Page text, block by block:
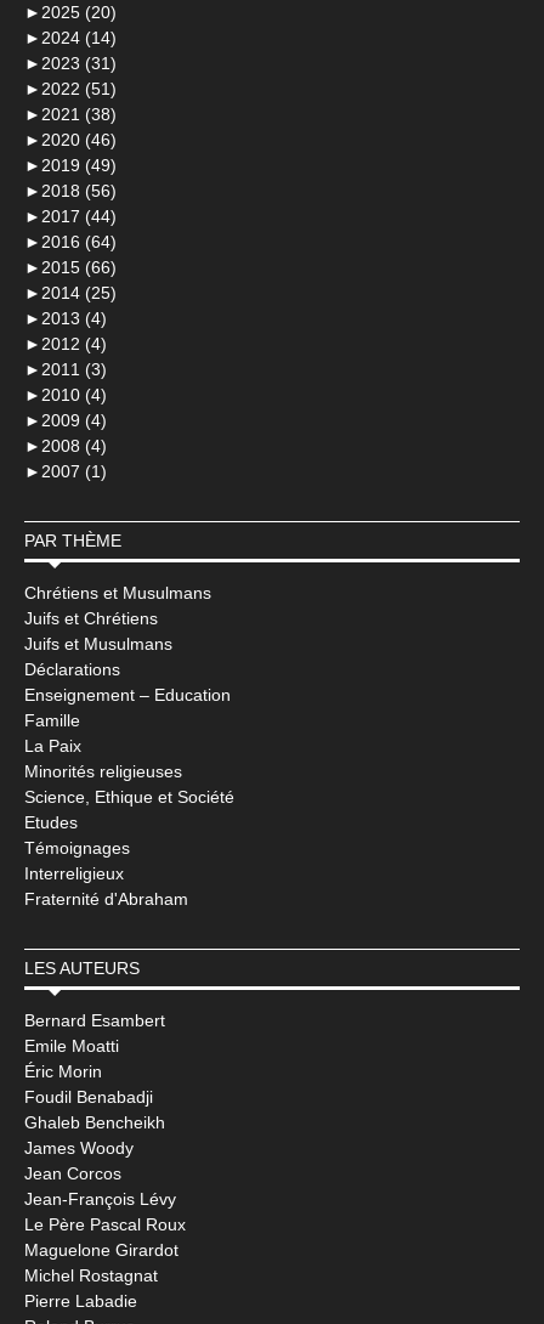
► 2025 (20)
► 2024 (14)
► 2023 (31)
► 2022 (51)
► 2021 (38)
► 2020 (46)
► 2019 (49)
► 2018 (56)
► 2017 (44)
► 2016 (64)
► 2015 (66)
► 2014 (25)
► 2013 (4)
► 2012 (4)
► 2011 (3)
► 2010 (4)
► 2009 (4)
► 2008 (4)
► 2007 (1)
PAR THÈME
Chrétiens et Musulmans
Juifs et Chrétiens
Juifs et Musulmans
Déclarations
Enseignement – Education
Famille
La Paix
Minorités religieuses
Science, Ethique et Société
Etudes
Témoignages
Interreligieux
Fraternité d'Abraham
LES AUTEURS
Bernard Esambert
Emile Moatti
Éric Morin
Foudil Benabadji
Ghaleb Bencheikh
James Woody
Jean Corcos
Jean-François Lévy
Le Père Pascal Roux
Maguelone Girardot
Michel Rostagnat
Pierre Labadie